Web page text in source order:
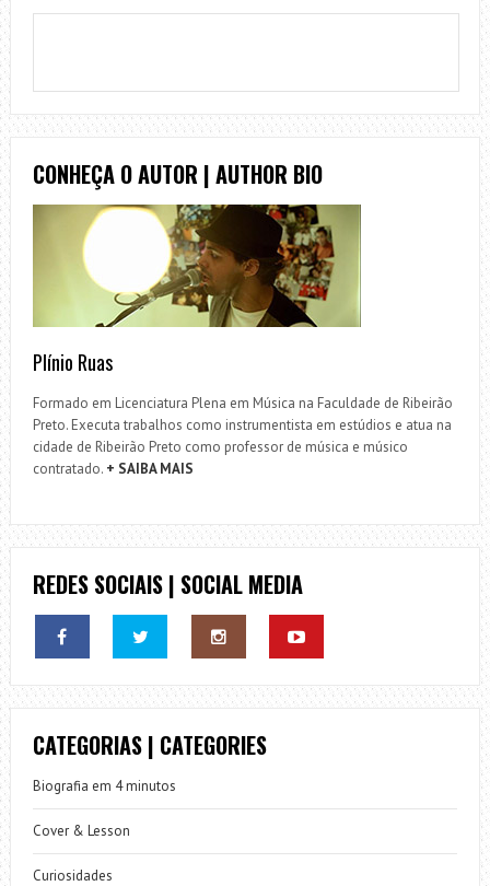
CONHEÇA O AUTOR | AUTHOR BIO
Plínio Ruas
Formado em Licenciatura Plena em Música na Faculdade de Ribeirão
Preto. Executa trabalhos como instrumentista em estúdios e atua na
cidade de Ribeirão Preto como professor de música e músico
contratado. + SAIBA MAIS
REDES SOCIAIS | SOCIAL MEDIA
CATEGORIAS | CATEGORIES
Biografia em 4 minutos
Cover & Lesson
Curiosidades